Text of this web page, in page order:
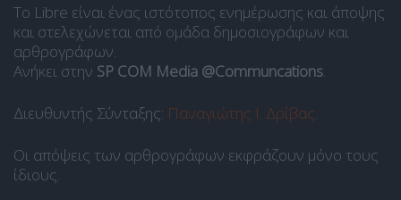
Το Libre είναι ένας ιστότοπος ενημέρωσης και άποψης
και στελεχώνεται από ομάδα δημοσιογράφων και
αρθρογράφων.
Ανήκει στην SP COM Media @Communcations.
Διευθυντής Σύνταξης: Παναγιώτης Ι. Δρίβας.
Οι απόψεις των αρθρογράφων εκφράζουν μόνο τους
ίδιους.